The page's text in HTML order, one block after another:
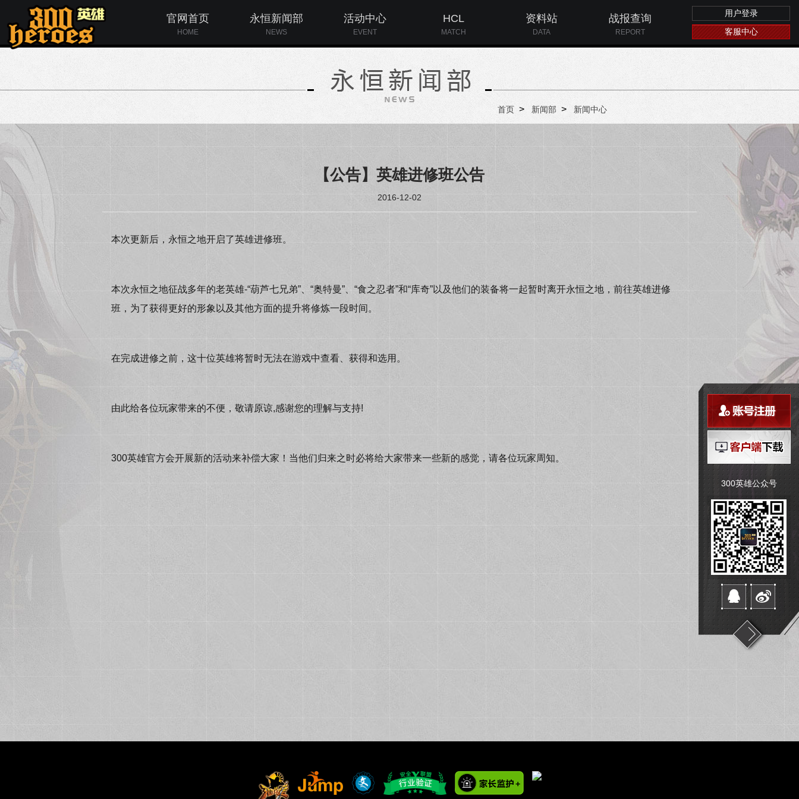
官网首页
HOME
永恒新闻部
NEWS
活动中心
EVENT
HCL
MATCH
资料站
DATA
战报查询
REPORT
用户登录
客服中心
首页 > 新闻部 > 新闻中心
【公告】英雄进修班公告
2016-12-02
本次更新后，永恒之地开启了英雄进修班。
本次永恒之地征战多年的老英雄-“葫芦七兄弟”、“奥特曼”、“食之忍者”和“库奇”以及他们的装备将一起暂时离开永恒之地，前往英雄进修
班，为了获得更好的形象以及其他方面的提升将修炼一段时间。
在完成进修之前，这十位英雄将暂时无法在游戏中查看、获得和选用。
由此给各位玩家带来的不便，敬请原谅,感谢您的理解与支持!
300英雄官方会开展新的活动来补偿大家！当他们归来之时必将给大家带来一些新的感觉，请各位玩家周知。
300英雄公众号